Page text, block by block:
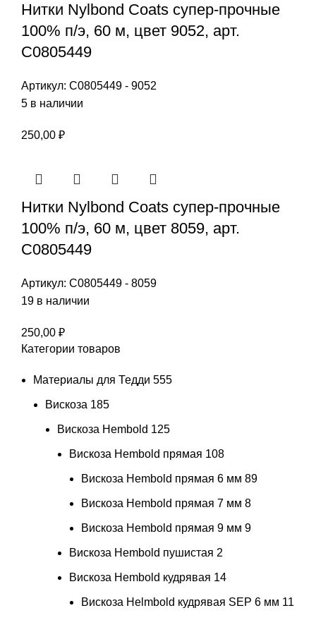
Нитки Nylbond Coats супер-прочные
100% п/э, 60 м, цвет 9052, арт.
С0805449
Артикул: С0805449 - 9052
5 в наличии
250,00 ₽
Нитки Nylbond Coats супер-прочные
100% п/э, 60 м, цвет 8059, арт.
С0805449
Артикул: С0805449 - 8059
19 в наличии
250,00 ₽
Категории товаров
Материалы для Тедди 555
Вискоза 185
Вискоза Hembold 125
Вискоза Hembold прямая 108
Вискоза Hembold прямая 6 мм 89
Вискоза Hembold прямая 7 мм 8
Вискоза Hembold прямая 9 мм 9
Вискоза Hembold пушистая 2
Вискоза Hembold кудрявая 14
Вискоза Helmbold кудрявая SEP 6 мм 11